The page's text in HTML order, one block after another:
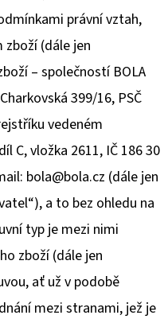
právní vztah,
(dále jen
– společností BOLA
399/16, PSČ
vedeném
C, vložka 2611, IČ 186 30
bola@bola.cz (dále jen
a to bez ohledu na
typ je mezi nimi
zboží (dále jen
ať už v podobě
mezi stranami, jež je